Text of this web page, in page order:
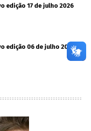
edição 17 de julho 2026
edição 06 de julho 2026